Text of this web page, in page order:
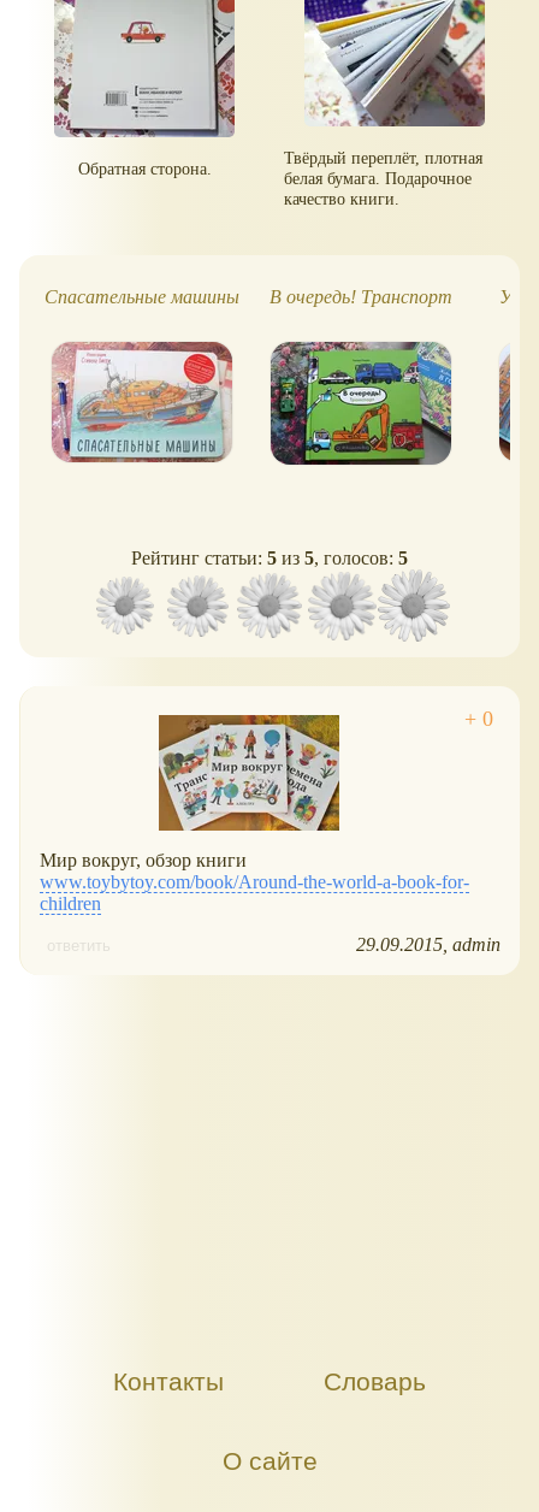
Обратная сторона.
Твёрдый переплёт, плотная
белая бумага. Подарочное
качество книги.
Спасательные машины В очередь! Транспорт
Рейтинг статьи: 5 из 5, голосов: 5
Мир вокруг, обзор книги
www.toybytoy.com/book/Around-the-world-a-book-for-
children
ответить 29.09.2015 admin
Контакты Словарь
О сайте